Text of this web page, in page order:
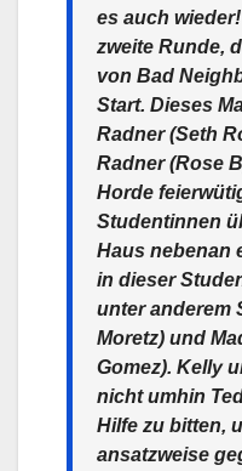
es auch
zweite Runde,
von Bad
Start. Dieses
Radner (Seth
Radner (Rose
Horde
Studentinnen
Haus nebenan
in dieser
unter anderem
Moretz) und
Gomez). Kelly
nicht umhin
Hilfe zu bitten,
ansatzweise